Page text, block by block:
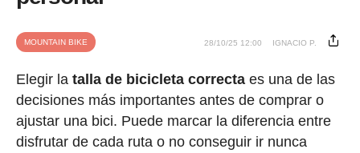
MOUNTAIN BIKE 28/10/25 12:00 IGNACIO P.
Elegir la talla de bicicleta correctaes una de las
decisiones más importantes antes de comprar o
ajustar una bici. Puede marcar la diferencia entre
disfrutar de cada ruta o no conseguir ir nunca